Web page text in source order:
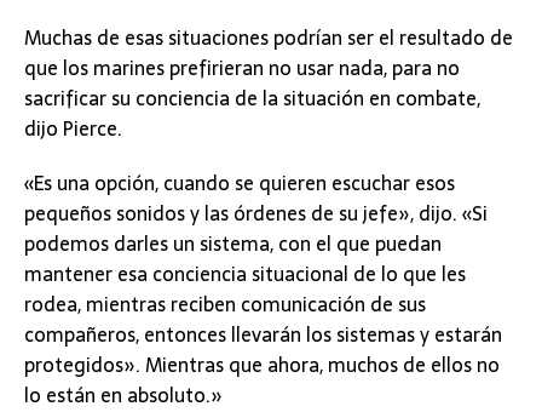
Muchas de esas situaciones podrían ser el resultado de
que los marines prefirieran no usar nada, para no
sacrificar su conciencia de la situación en combate,
dijo Pierce.
«Es una opción, cuando se quieren escuchar esos
pequeños sonidos y las órdenes de su jefe», dijo. «Si
podemos darles un sistema, con el que puedan
mantener esa conciencia situacional de lo que les
rodea, mientras reciben comunicación de sus
compañeros, entonces llevarán los sistemas y estarán
protegidos». Mientras que ahora, muchos de ellos no
lo están en absoluto.»